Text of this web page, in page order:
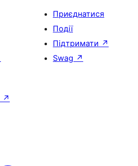
Приєднатися
Події
Підтримати ↗
Swag ↗
↗